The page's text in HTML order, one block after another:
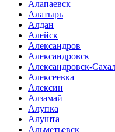
Алапаевск
Алатырь
Алдан
Алейск
Александров
Александровск
Александровск-
Алексеевка
Алексин
Алзамай
Алупка
Алушта
Альметьевск